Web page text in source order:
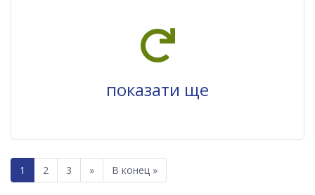
показати ще
1 2 3 » В конец »